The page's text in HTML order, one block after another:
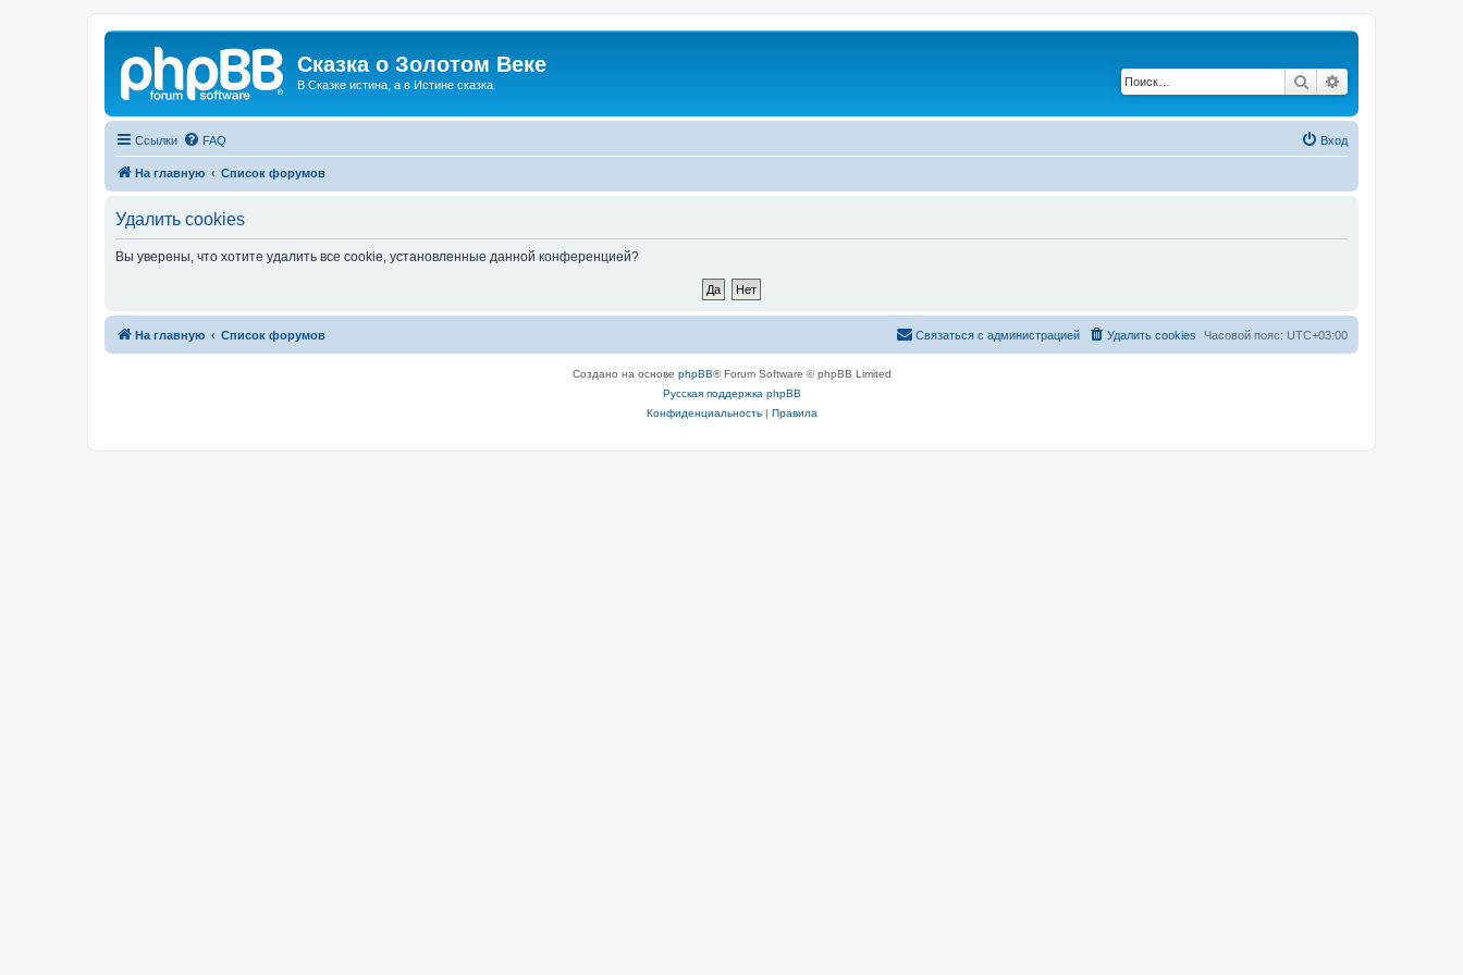
Сказка о Золотом Веке
В Сказке истина, а в Истине сказка. Поиск
Ссылки FAQ Вход
На главную Список форумов
Удалить cookies
Вы уверены, что хотите удалить все cookie, установленные данной конференцией?
На главную Список форумов Часовой пояс: UTC+03:00
Удалить cookies
Связаться с администрацией
Создано на основе phpBB® Forum Software © phpBB Limited
Русская поддержка phpBB
Конфиденциальность| Правила